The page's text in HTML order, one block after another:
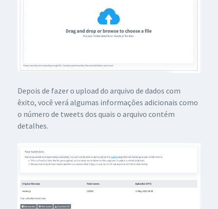
Depois de fazer o upload do arquivo de dados com
êxito, você verá algumas informações adicionais como
o número de tweets dos quais o arquivo contém
detalhes.